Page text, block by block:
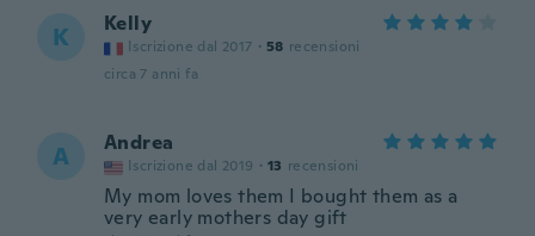
K Kelly
Iscrizione dal 2017 · 58 recensioni
circa 7 anni fa
A Andrea
Iscrizione dal 2019 · 13 recensioni
My mom loves them I bought them as a
very early mothers day gift